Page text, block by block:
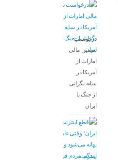
درخواست
تضمین مالی
امارات از
آمریکا در
سایه نگرانی
از جنگ با
ایران
اینترنت،